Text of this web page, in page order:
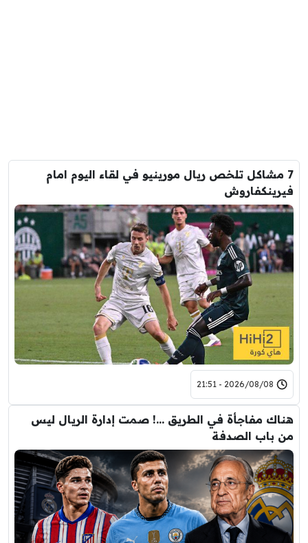
7 مشاكل تلخص ريال مورينيو في لقاء اليوم امام
فيرينكفاروش
2026/08/08 - 21:51
هناك مفاجأة في الطريق …! صمت إدارة الريال ليس
من باب الصدفة